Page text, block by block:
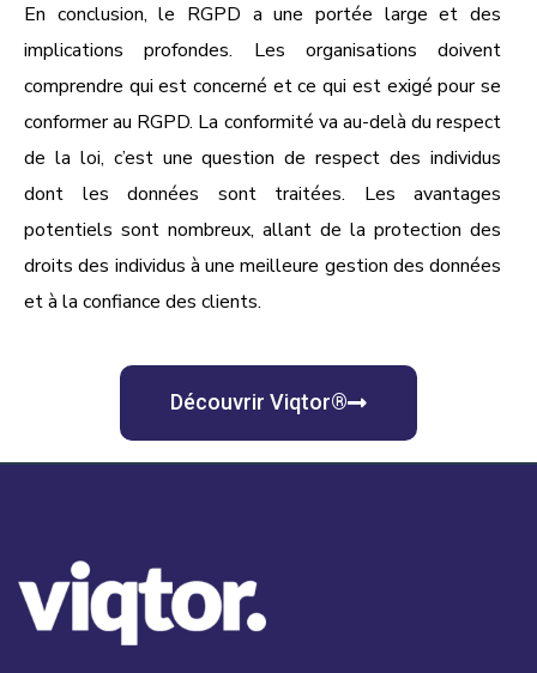
En conclusion, le RGPD a une portée large et des
implications profondes. Les organisations doivent
comprendre qui est concerné et ce qui est exigé pour se
conformer au RGPD. La conformité va au-delà du respect
de la loi, c’est une question de respect des individus
dont les données sont traitées. Les avantages
potentiels sont nombreux, allant de la protection des
droits des individus à une meilleure gestion des données
et à la confiance des clients.
Découvrir Viqtor®